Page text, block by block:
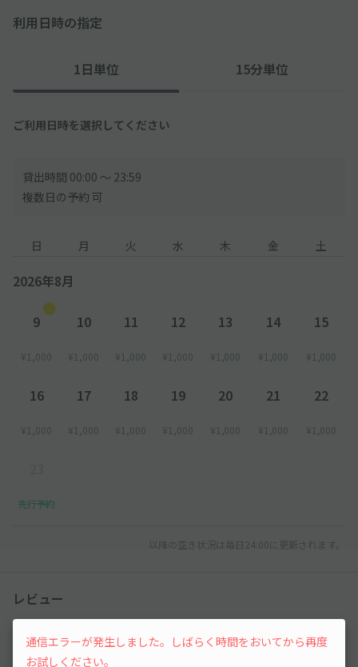
利用日時の指定
1日単位 15分単位
ご利用日時を選択してください
貸出時間 00:00 〜 23:59
複数日の予約 可
日 月 火 水 木 金 土
2026年8月
9
¥1,000
10
¥1,000
11
¥1,000
12
¥1,000
13
¥1,000
14
¥1,000
15
¥1,000
16
¥1,000
17
¥1,000
18
¥1,000
19
¥1,000
20
¥1,000
21
¥1,000
22
¥1,000
先行予約
以降の空き状況は毎日24:00に更新されます。
レビュー
まだレビューがありません。他のユーザーの方の
ために、利用後にレビューを投稿してみましょ
通信エラーが発生しました。しばらく時間をおいてから再度
お試しください。